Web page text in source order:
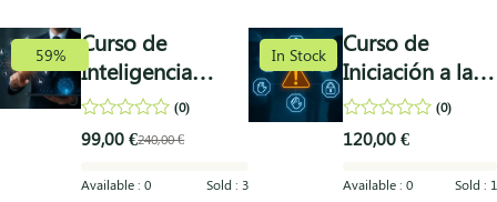
59%
Curso de
Inteligencia
Artificial
Responsable y
Cumplimiento
Normativo
0
out
5
(0)
240,00€
99,00€
Available :0 Sold : 3
In Stock
Curso de
Iniciación a la
Prevención de
Riesgos
Laborales
0
out
5
(0)
120,00€
Available :0 Sold : 1